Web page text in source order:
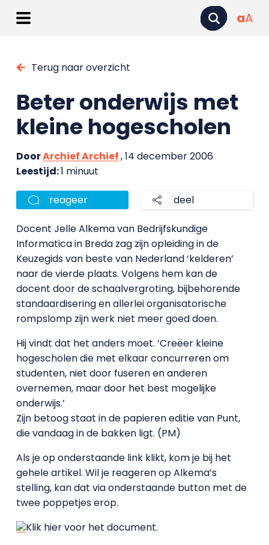
aA
Terug naar overzicht
Beter onderwijs met
kleine hogescholen
DoorArchief Archief, 14 december 2006
Leestijd:1 minuut
reageer deel
Docent Jelle Alkema van Bedrijfskundige
Informatica in Breda zag zijn opleiding in de
Keuzegids van beste van Nederland ‘kelderen’
naar de vierde plaats. Volgens hem kan de
docent door de schaalvergroting, bijbehorende
standaardisering en allerlei organisatorische
rompslomp zijn werk niet meer goed doen.
Hij vindt dat het anders moet. ‘Creëer kleine
hogescholen die met elkaar concurreren om
studenten, niet door fuseren en anderen
overnemen, maar door het best mogelijke
onderwijs.’
Zijn betoog staat in de papieren editie van Punt,
die vandaag in de bakken ligt. (PM)
Als je op onderstaande link klikt, kom je bij het
gehele artikel. Wil je reageren op Alkema’s
stelling, kan dat via onderstaande button met de
twee poppetjes erop.
Klik hier voor het document.